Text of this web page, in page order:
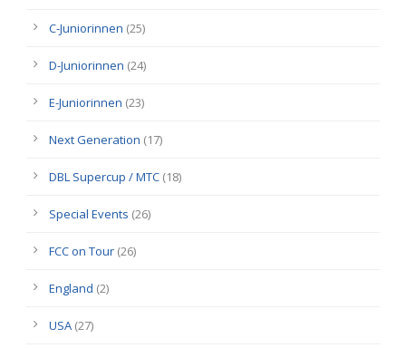
C-Juniorinnen (25)
D-Juniorinnen (24)
E-Juniorinnen (23)
Next Generation (17)
DBL Supercup / MTC (18)
Special Events (26)
FCC on Tour (26)
England (2)
USA (27)